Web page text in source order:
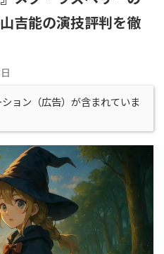
吉能の演技評判を徹
ョン（広告）が含まれていま